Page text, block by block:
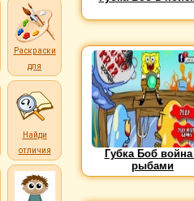
Раскраски
для
Мальчиков
Найди
отличия
Губка Боб война
рыбами